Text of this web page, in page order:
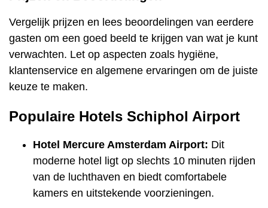
Vergelijk prijzen en lees beoordelingen van eerdere
gasten om een goed beeld te krijgen van wat je kunt
verwachten. Let op aspecten zoals hygiëne,
klantenservice en algemene ervaringen om de juiste
keuze te maken.
Populaire Hotels Schiphol Airport
Hotel Mercure Amsterdam Airport: Dit
moderne hotel ligt op slechts 10 minuten rijden
van de luchthaven en biedt comfortabele
kamers en uitstekende voorzieningen.